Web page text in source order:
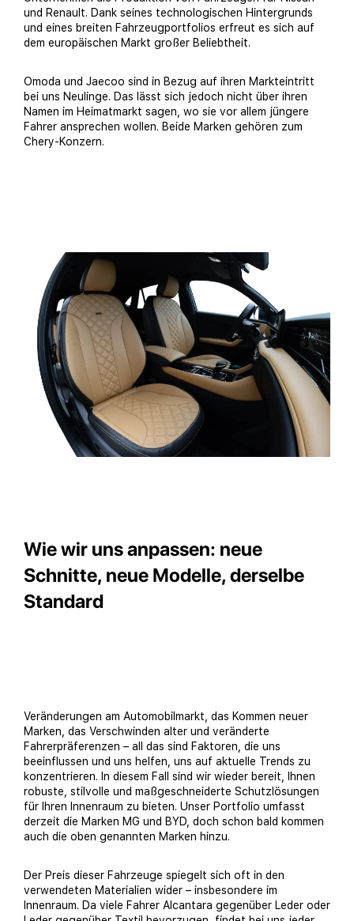
und Renault. Dank seines technologischen Hintergrunds
und eines breiten Fahrzeugportfolios erfreut es sich auf
dem europäischen Markt großer Beliebtheit.
Omoda und Jaecoo sind in Bezug auf ihren Markteintritt
bei uns Neulinge. Das lässt sich jedoch nicht über ihren
Namen im Heimatmarkt sagen, wo sie vor allem jüngere
Fahrer ansprechen wollen. Beide Marken gehören zum
Chery-Konzern.
Wie wir uns anpassen: neue
Schnitte, neue Modelle, derselbe
Standard
Veränderungen am Automobilmarkt, das Kommen neuer
Marken, das Verschwinden alter und veränderte
Fahrerpräferenzen – all das sind Faktoren, die uns
beeinflussen und uns helfen, uns auf aktuelle Trends zu
konzentrieren. In diesem Fall sind wir wieder bereit, Ihnen
robuste, stilvolle und maßgeschneiderte Schutzlösungen
für Ihren Innenraum zu bieten. Unser Portfolio umfasst
derzeit die Marken MG und BYD, doch schon bald kommen
auch die oben genannten Marken hinzu.
Der Preis dieser Fahrzeuge spiegelt sich oft in den
verwendeten Materialien wider – insbesondere im
Innenraum. Da viele Fahrer Alcantara gegenüber Leder oder